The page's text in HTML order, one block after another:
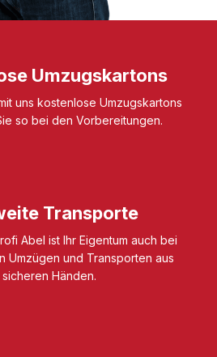
Umzugskartons
uns kostenlose Umzugskartons
so bei den Vorbereitungen.
Transporte
Abel ist Ihr Eigentum auch bei
Umzügen und Transporten aus
Händen.